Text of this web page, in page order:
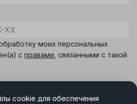
cookie для обеспечения
моих персональных
с правами , связанными с такой